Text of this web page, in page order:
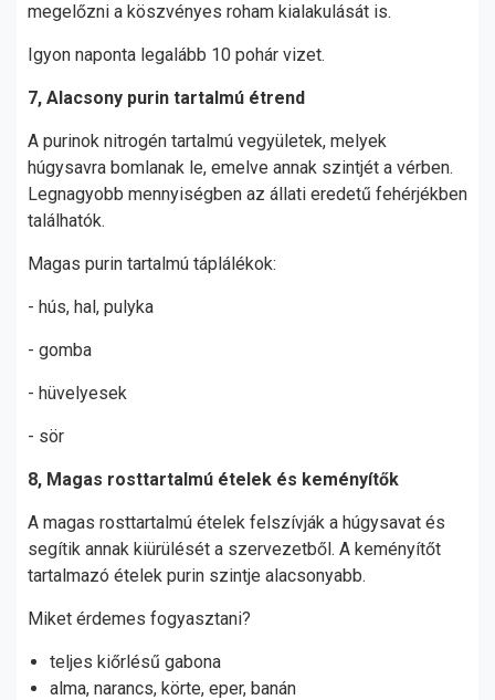
megelőzni a köszvényes roham kialakulását is.
Igyon naponta legalább 10 pohár vizet.
7, Alacsony purin tartalmú étrend
A purinok nitrogén tartalmú vegyületek, melyek
húgysavra bomlanak le, emelve annak szintjét a vérben.
Legnagyobb mennyiségben az állati eredetű fehérjékben
találhatók.
Magas purin tartalmú táplálékok:
- hús, hal, pulyka
- gomba
- hüvelyesek
- sör
8, Magas rosttartalmú ételek és keményítők
A magas rosttartalmú ételek felszívják a húgysavat és
segítik annak kiürülését a szervezetből. A keményítőt
tartalmazó ételek purin szintje alacsonyabb.
Miket érdemes fogyasztani?
teljes kiőrlésű gabona
alma, narancs, körte, eper, banán